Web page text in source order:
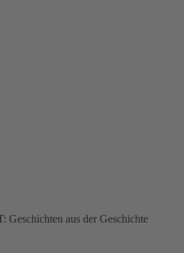
Geschichten aus der Geschichte